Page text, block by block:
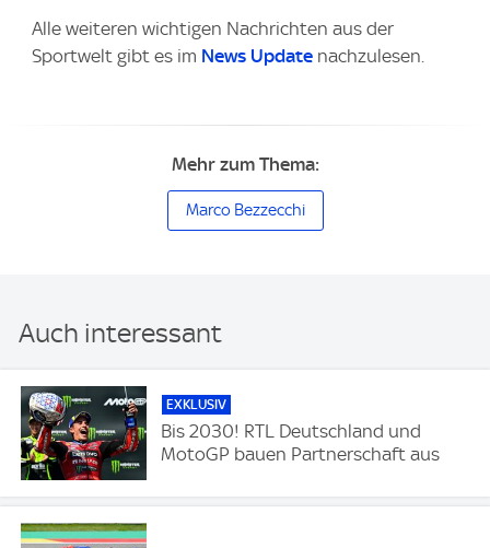
Alle weiteren wichtigen Nachrichten aus der
Sportwelt gibt es im News Update nachzulesen.
Mehr zum Thema:
Marco Bezzecchi
Auch interessant
EXKLUSIV
Bis 2030! RTL Deutschland und
MotoGP bauen Partnerschaft aus